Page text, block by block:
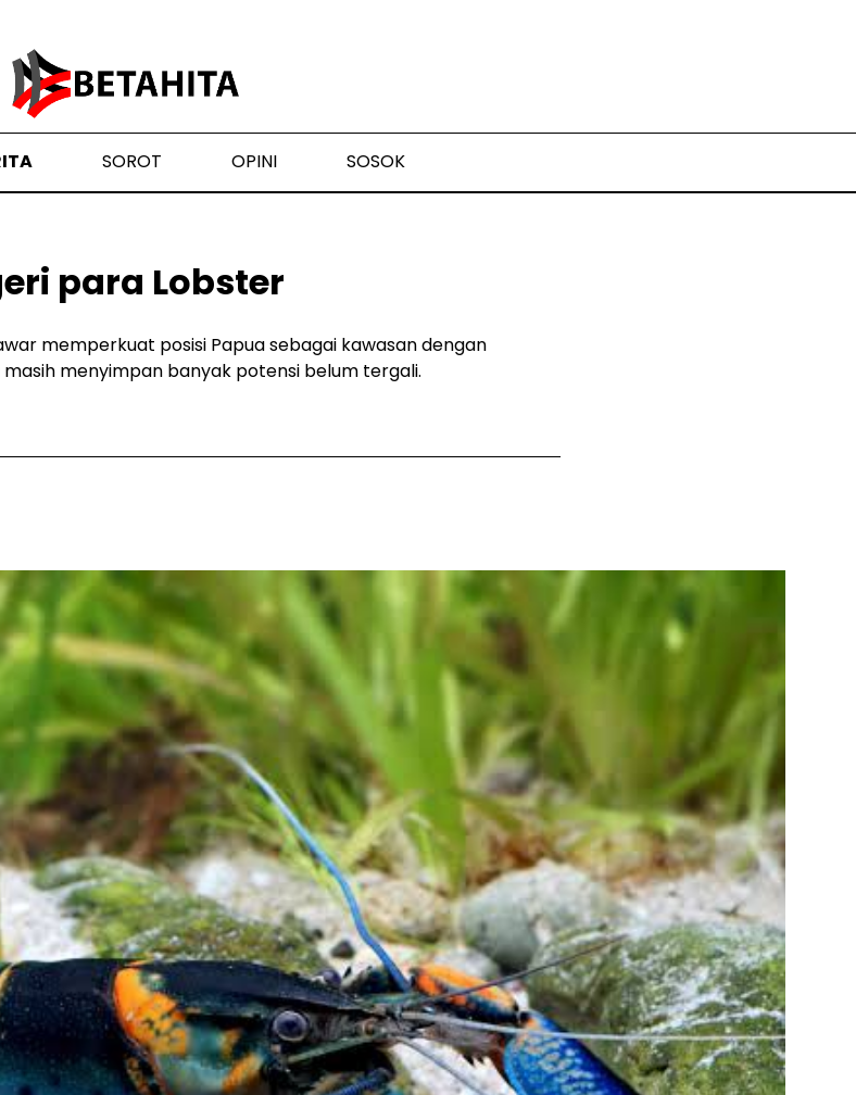
SOROT OPINI SOSOK
para Lobster
memperkuat posisi Papua sebagai kawasan dengan
menyimpan banyak potensi belum tergali.